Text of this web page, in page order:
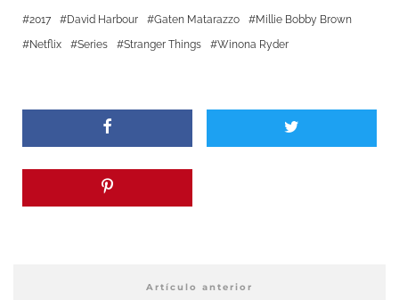
2017 David Harbour Gaten Matarazzo
Millie Bobby Brown
Netflix
Series Stranger Things Winona Ryder
Artículo anterior